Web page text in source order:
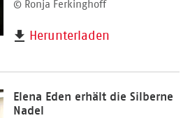
© Ronja Ferkinghoff
Herunterladen
Elena Eden erhält die Silberne
Nadel